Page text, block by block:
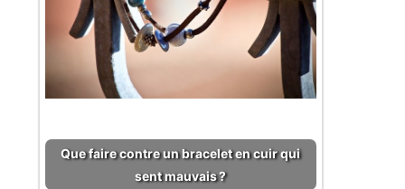
Que faire contre un bracelet en cuir qui
sent mauvais ?